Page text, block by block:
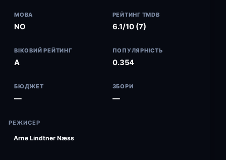
МОВА
NO
РЕЙТИНГ TMDB
6.1/10 (7)
ВІКОВИЙ РЕЙТИНГ
A
ПОПУЛЯРНІСТЬ
0.354
БЮДЖЕТ
—
ЗБОРИ
—
РЕЖИСЕР
Arne Lindtner Næss